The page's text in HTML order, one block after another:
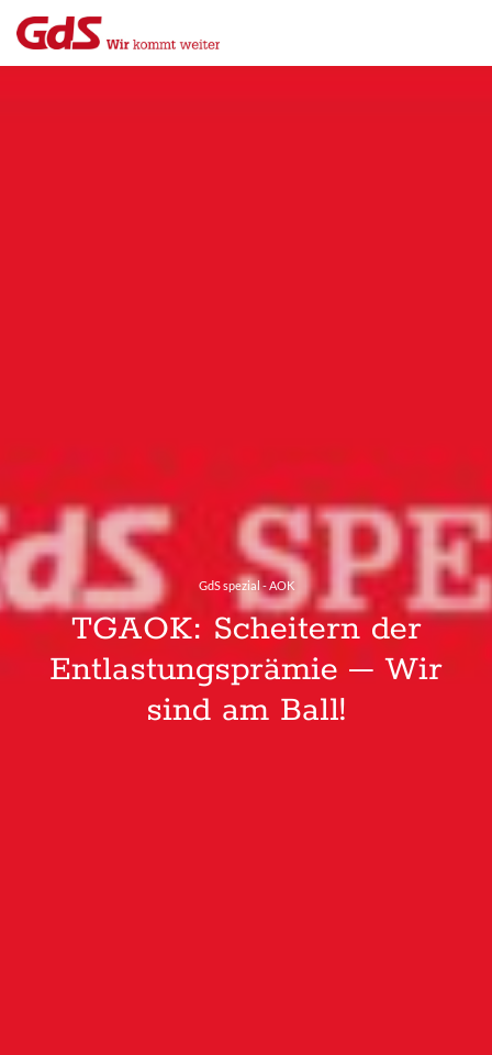
GdS spezial - AOK
TGAOK: Scheitern der
Entlastungsprämie – Wir
sind am Ball!